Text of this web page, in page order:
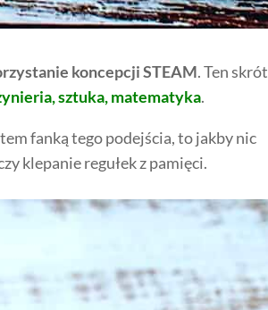
koncepcji STEAM. Ten skrót
sztuka, matematyka.
fanką tego podejścia, to jakby nic
klepanie regułek z pamięci.